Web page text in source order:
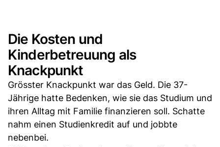
Die Kosten und
Kinderbetreuung als
Knackpunkt
Grösster Knackpunkt war das Geld. Die 37-
Jährige hatte Bedenken, wie sie das Studium und
ihren Alltag mit Familie finanzieren soll. Schatte
nahm einen Studienkredit auf und jobbte
nebenbei.